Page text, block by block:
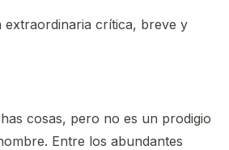
extraordinaria crítica, breve y
cosas, pero no es un prodigio
Entre los abundantes